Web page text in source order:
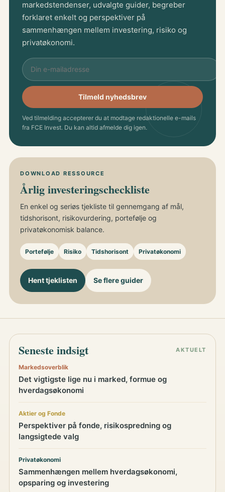
markedstendenser, udvalgte guider, begreber
forklaret enkelt og perspektiver på
sammenhængen mellem investering, risiko og
privatøkonomi.
Tilmeld nyhedsbrev
Ved tilmelding accepterer du at modtage redaktionelle e-mails
fra FCE Invest. Du kan altid afmelde dig igen.
DOWNLOAD RESSOURCE
Årlig investeringscheckliste
En enkel og seriøs tjekliste til gennemgang af mål,
tidshorisont, risikovurdering, portefølje og
privatøkonomisk balance.
Portefølje Risiko Tidshorisont Privatøkonomi
Hent tjeklisten Se flere guider
Seneste indsigt AKTUELT
Markedsoverblik
Det vigtigste lige nu i marked, formue og
hverdagsøkonomi
Aktier og Fonde
Perspektiver på fonde, risikospredning og
langsigtede valg
Privatøkonomi
Sammenhængen mellem hverdagsøkonomi,
opsparing og investering